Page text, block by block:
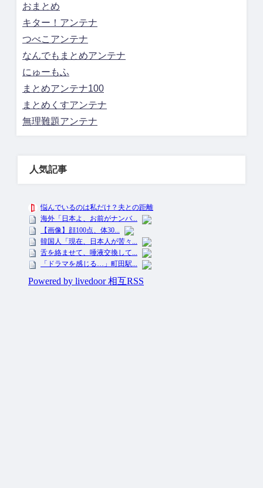
おまとめ
キター！アンテナ
つべこアンテナ
なんでもまとめアンテナ
にゅーもふ
まとめアンテナ100
まとめくすアンテナ
無理難題アンテナ
人気記事